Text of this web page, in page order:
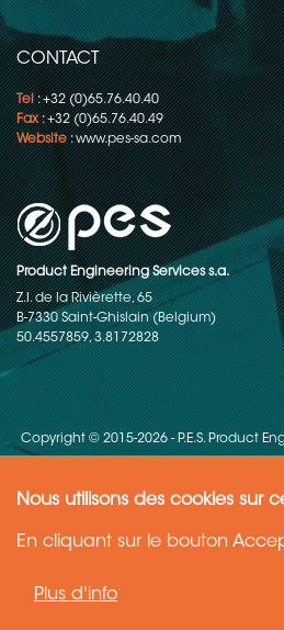
Nous utilisons des cookies sur
En cliquant sur le bouton
Plus d'info
CONTACT
Tel: +32 (0)65.76.40.40
Fax: +32 (0)65.76.40.49
Website:www.pes-sa.com
Product Engineering Services s.a.
Z.I. de la Rivièrette, 65
B-7330 Saint-Ghislain (Belgium)
50.4557859, 3.8172828
Copyright © 2015-2026 - P.E.S. Product
Need Help ?